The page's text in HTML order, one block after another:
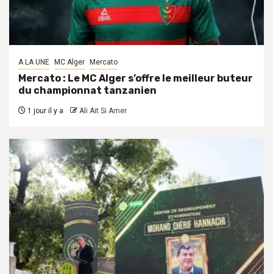
A LA UNE MC Alger Mercato
Mercato : Le MC Alger s’offre le meilleur buteur
du championnat tanzanien
1 jour il y a Ali Ait Si Amer